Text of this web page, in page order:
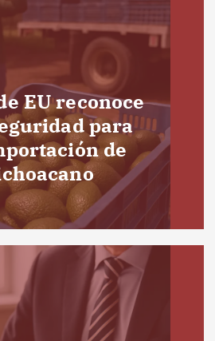
EU reconoce
para
de